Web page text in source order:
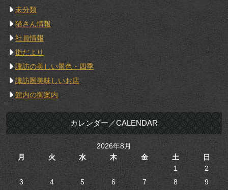
未分類
猫さん情報
社員情報
街だより
諏訪の美しい景色・四季
諏訪圏美味しいお店
館内の御案内
カレンダー／CALENDAR
2026年8月
月
火 水 木 金 土
日
1
2
3
4 5 6 7 8
9